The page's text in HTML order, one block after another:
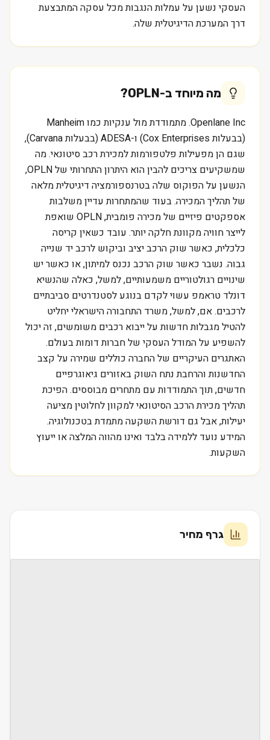
העסקי נשען על עמלות הנגבות מכל עסקה המתבצעת
דרך המערכת הדיגיטלית שלה.
מה מיוחד ב-OPLN
?
Openlane Inc. מתמודדת מול ענקיות כמו Manheim
(בבעלות Cox Enterprises) ו-ADESA (בבעלות Carvana),
שגם הן מפעילות פלטפורמות למכירת רכב סיטונאי. מה
שמשקיעים צריכים להבין הוא היתרון התחרותי של OPLN,
הנשען על הפוקוס שלה בטרנספורמציה דיגיטלית מלאה
של תהליך המכירה. בעוד שהמתחרות עדיין משלבות
אספקטים פיזיים של מכירה פומבית, OPLN שואפת
לייצר חוויה מקוונת חלקה יותר. עובד כשאין קריסה
כלכלית, כאשר שוק הרכב יציב וביקוש לרכב יד שנייה
גבוה. נשבר כאשר שוק הרכב נכנס למיתון, או כאשר יש
שינויים רגולטוריים משמעותיים, למשל, כאלה שהנשיא
דונלד טראמפ עשוי לקדם בנוגע לסטנדרטים סביבתיים
לרכבים. אם, למשל, משרד התחבורה הישראלי יחליט
להטיל מגבלות חדשות על ייבוא רכבים משומשים, זה יכול
להשפיע על המודל העסקי של חברות דומות בעולם.
האתגרים העיקריים של החברה כוללים שמירה על קצב
החדשנות והרחבת נתח השוק באזורים גיאוגרפיים
חדשים, תוך התמודדות עם מתחרים מבוססים. הפיכת
תהליך מכירת הרכב הסיטונאי למקוון לחלוטין מציעה
יעילות, אבל גם דורשת השקעה מתמדת בטכנולוגיה.
המידע נועד ללמידה בלבד ואינו מהווה המלצה או ייעוץ
השקעות.
גרף מחיר